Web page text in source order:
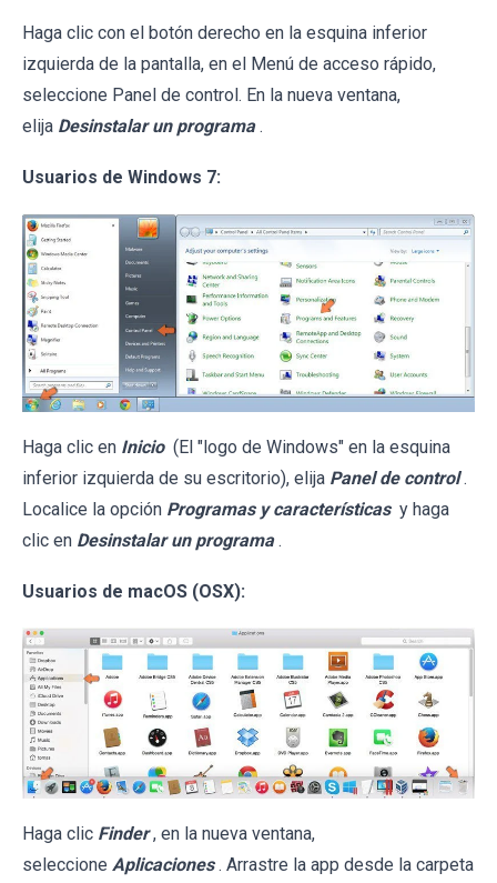
Haga clic con el botón derecho en la esquina inferior
izquierda de la pantalla, en el Menú de acceso rápido,
seleccione Panel de control. En la nueva ventana,
elija Desinstalar un programa .
Usuarios de Windows 7:
Haga clic en Inicio (El "logo de Windows" en la esquina
inferior izquierda de su escritorio), elija Panel de control .
Localice la opción Programas y características y haga
clic en Desinstalar un programa .
Usuarios de macOS (OSX):
Haga clic Finder , en la nueva ventana,
seleccione Aplicaciones . Arrastre la app desde la carpeta